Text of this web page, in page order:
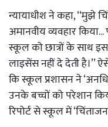
न्यायाधीश ने कहा, ‘‘मुझे
अमानवीय व्यवहार
स्कूल को छात्रों के साथ
लाइसेंस नहीं दे देती है।’’
कि स्कूल प्रशासन ने
उनके बच्चों को परेशान
रिपोर्ट से स्कूल में